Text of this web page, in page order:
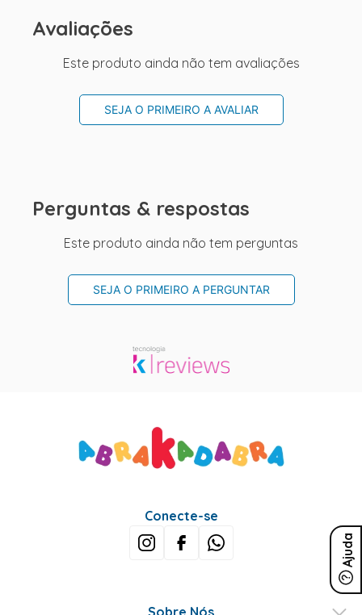
Avaliações
Este produto ainda não tem avaliações
SEJA O PRIMEIRO A AVALIAR
Perguntas & respostas
Este produto ainda não tem perguntas
SEJA O PRIMEIRO A PERGUNTAR
Ajuda
Conecte-se